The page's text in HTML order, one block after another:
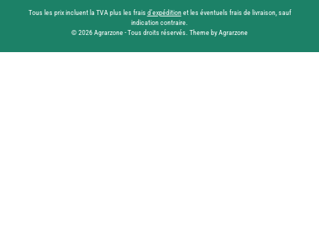
Tous les prix incluent la TVA plus les frais d'expéditionet les éventuels frais de livraison, sauf
indication contraire.
© 2026 Agrarzone - Tous droits réservés. Theme by Agrarzone